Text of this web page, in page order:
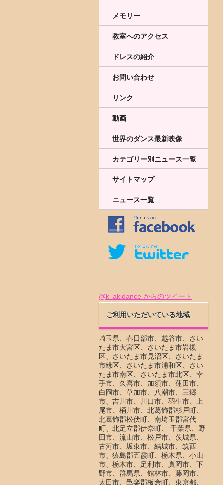
メモリー
教室へのアクセス
ドレスの紹介
お問い合わせ
リンク
動画
世界のダンス最新映像
カテゴリー別ニュース一覧
サイトマップ
ニュース一覧
@k_akidance からのツイート
ご利用いただいている地域
埼玉県、春日部市、越谷市、さい
たま市大宮区、さいたま市岩槻
区、さいたま市見沼区、さいたま
市緑区、さいたま市浦和区、さい
たま市南区、さいたま市北区、幸
手市、久喜市、加須市、蓮田市、
白岡市、草加市、八潮市、三郷
市、吉川市、川口市、羽生市、上
尾市、桶川市、北葛飾郡杉戸町、
北葛飾郡松伏町、南埼玉郡宮代
町、北足立郡伊奈町、 千葉県、野
田市、流山市、松戸市、茨城県、
古河市、坂東市、結城市、筑西
市、猿島郡五霞町、栃木県、小山
市、栃木市、足利市、真岡市、下
野市、群馬県、館林市、藤岡市、
太田市、邑楽郡板倉町、東京都、